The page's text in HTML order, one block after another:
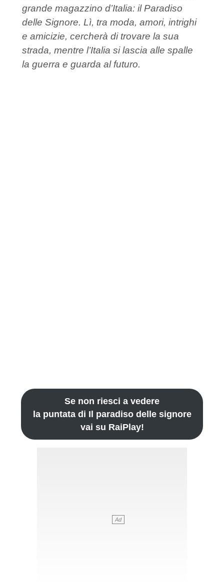
grande magazzino d’Italia: il Paradiso
delle Signore. Lì, tra moda, amori, intrighi
e amicizie, cercherà di trovare la sua
strada, mentre l’Italia si lascia alle spalle
la guerra e guarda al futuro.
Se non riesci a vedere
la puntata di Il paradiso delle signore
vai su RaiPlay!